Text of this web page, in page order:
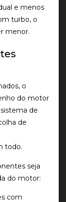
e menos
turbo, o
menor.
o
do motor
de
de
todo.
seja
do motor:
com